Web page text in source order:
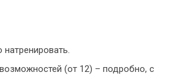
(от 12) – подробно, с